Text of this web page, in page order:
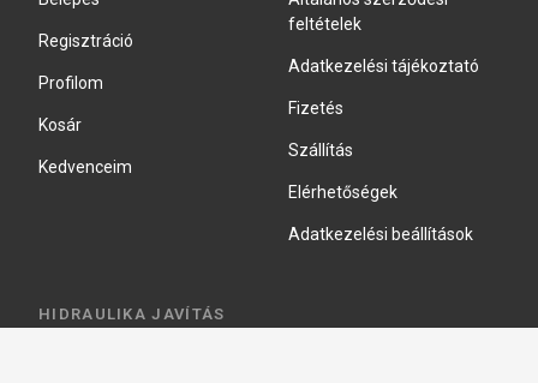
Regisztráció
Profilom
Kosár
Kedvenceim
feltételek
Adatkezelési tájékoztató
Fizetés
Szállítás
Elérhetőségek
Adatkezelési beállítások
HIDRAULIKA JAVÍTÁS